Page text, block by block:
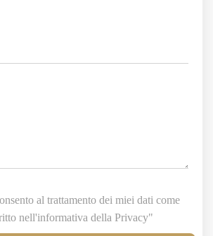
al trattamento dei miei dati come
nell'informativa della Privacy"